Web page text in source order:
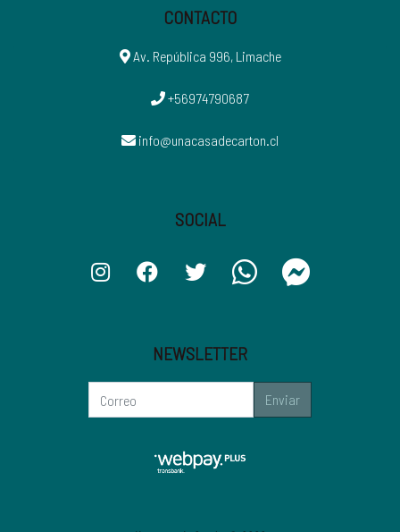
CONTACTO
Av. República 996, Limache
+56974790687
info@unacasadecarton.cl
SOCIAL
NEWSLETTER
Enviar